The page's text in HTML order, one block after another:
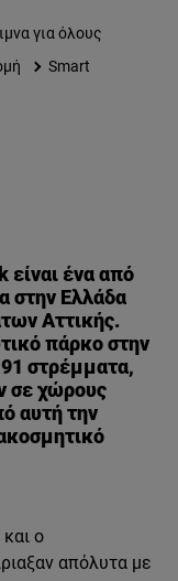
για όλους
Smart
ένα από
στην Ελλάδα
Αττικής.
πάρκο στην
στρέμματα,
σε χώρους
αυτή την
ο
απόλυτα με